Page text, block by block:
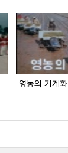
영농의 기계화